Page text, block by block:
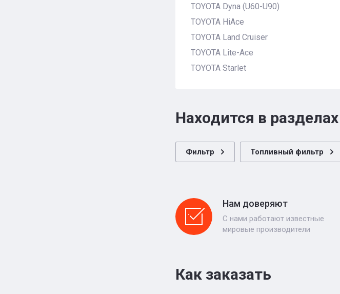
TOYOTA Dyna (U60-U90)
TOYOTA HiAce
TOYOTA Land Cruiser
TOYOTA Lite-Ace
TOYOTA Starlet
Находится в разделах
Фильтр Топливный фильтр
Нам доверяют
С нами работают известные
мировые производители
Как заказать